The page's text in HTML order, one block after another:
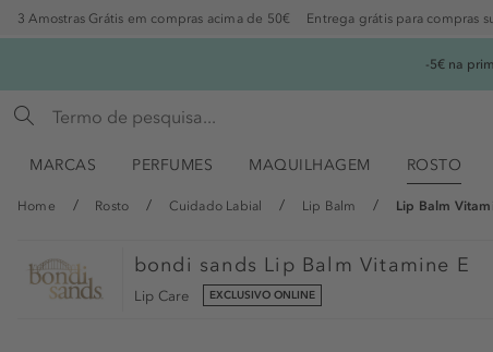
3 Amostras Grátis em compras acima de 50€ Entrega grátis para compras
-5€ na
MARCAS PERFUMES MAQUILHAGEM ROSTO
Home Rosto Cuidado Labial Lip Balm Lip Balm
bondi sands Lip Balm Vitamine E
Lip Care EXCLUSIVO ONLINE